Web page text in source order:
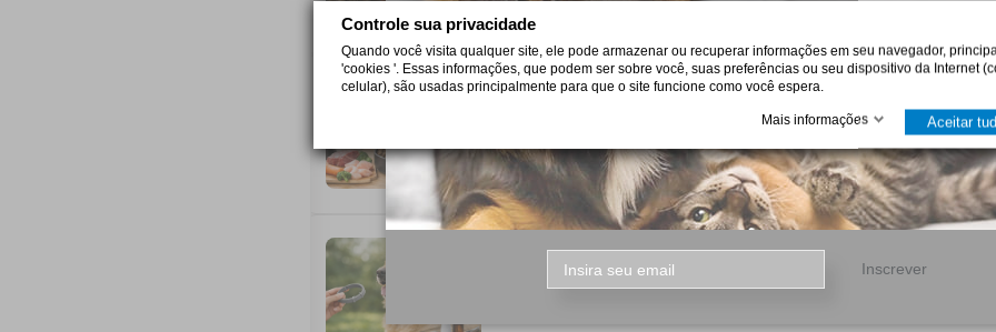
Inscrever
6 de agosto de 2026
Pro Plan: como escolher a alimentação certa
Saiba como escolher Pro Plan para cães e gatos conforme idade,
digestão, pele, peso ou saúde urinária, com critério em casa.
5 de agosto de 2026
Coleira antiparasitária para cães: como escolher
Escolha a coleira antiparasitária cães certa: compare proteção
Controle sua privacidade
Quando você visita qualquer site, ele pode armazenar ou recuperar informações em seu navegador,
'cookies '. Essas informações, que podem ser sobre você, suas preferências ou seu dispositivo da Internet
celular), são usadas principalmente para que o site funcione como você espera.
Mais informações Aceitar